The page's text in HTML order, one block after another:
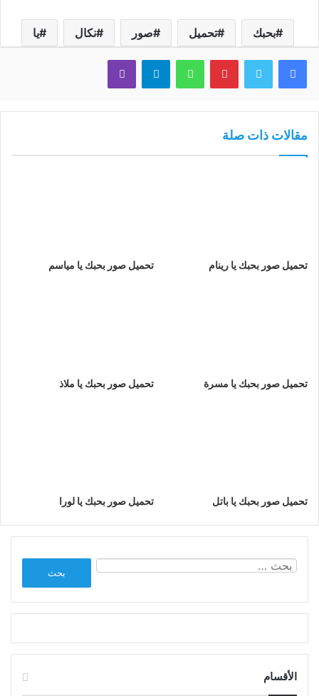
بحبك تحميل صور نكال يا
فيسبوك تويتر بينتيريستواتساب تيلقرام ڤايبر
مقالات ذات صلة
تحميل صور بحبك يا رينام تحميل صور بحبك يا مياسم
تحميل صور بحبك يا مسرة تحميل صور بحبك يا ملاذ
تحميل صور بحبك يا باتل تحميل صور بحبك يا لورا
الأقسام